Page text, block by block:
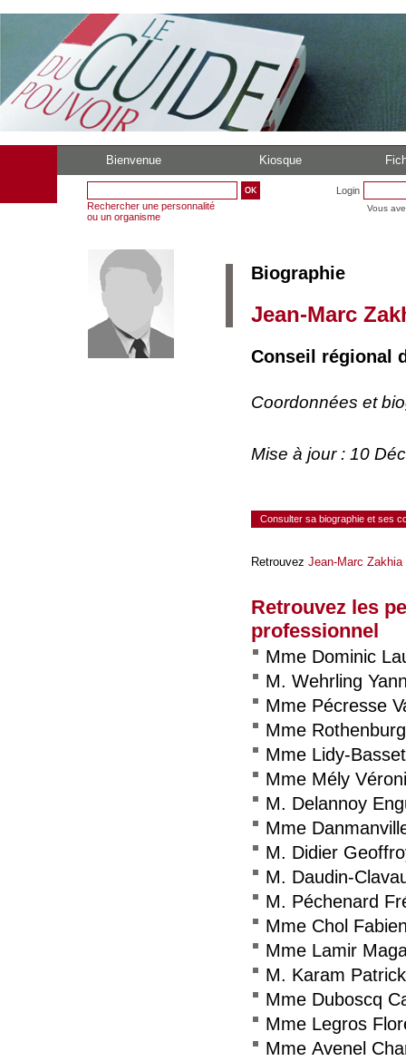
Bienvenue Kiosque
Rechercher une personnalité
ou un organisme
Login
Vous
Biographie
Jean-Marc
Conseil régional
Coordonnées et
Mise à jour : 10
Consulter sa biographie et ses
Retrouvez Jean-Marc Zakhia
Retrouvez les
professionnel
Mme Dominic
M. Wehrling
Mme Pécresse
Mme
Mme Lidy-
Mme Mély
M. Delannoy
Mme
M. Didier
M. Daudin-
M. Péchenard
Mme Chol
Mme Lamir
M. Karam Patrick
Mme Duboscq
Mme Legros
Mme Avenel